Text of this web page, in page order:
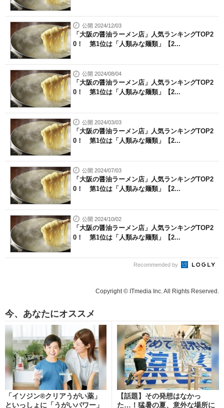
公開 2024/12/03
「大阪の醤油ラーメン店」人気ランキングTOP2
0！ 第1位は「人類みな麺類」【2...
公開 2024/08/04
「大阪の醤油ラーメン店」人気ランキングTOP2
0！ 第1位は「人類みな麺類」【2...
公開 2024/03/03
「大阪の醤油ラーメン店」人気ランキングTOP2
0！ 第1位は「人類みな麺類」【2...
公開 2024/07/03
「大阪の醤油ラーメン店」人気ランキングTOP2
0！ 第1位は「人類みな麺類」【2...
公開 2024/10/02
「大阪の醤油ラーメン店」人気ランキングTOP2
0！ 第1位は「人類みな麺類」【2...
Recommended by
Copyright © ITmedia Inc. All Rights Reserved.
今、あなたにオススメ
「イソジン®クリアうがい薬」
といっしょに「うがいパワー」
【話題】その発想はなかっ
た…！猛暑の夏、意外な場所に